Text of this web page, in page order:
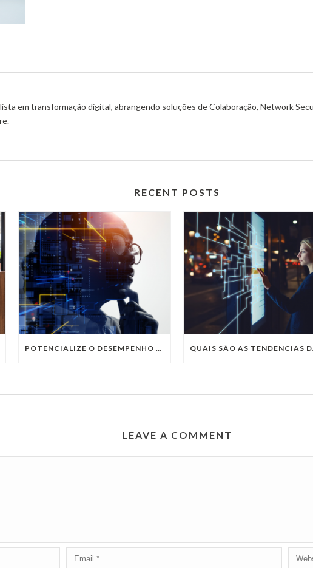
em transformação digital, abrangendo soluções de Colaboração, Network
RECENT POSTS
POTENCIALIZE O DESEMPENHO DA SUA EMPRESA COM OS SERVIÇOS DE TI DA VIVO VITA
LEAVE A COMMENT